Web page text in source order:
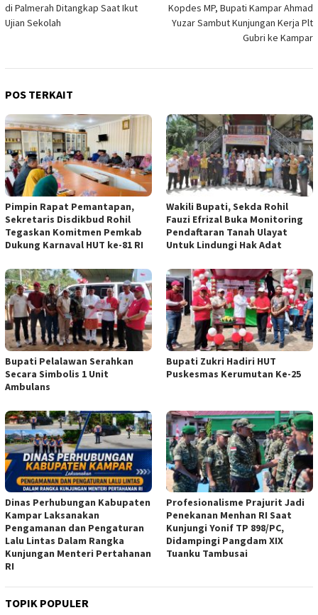
di Palmerah Ditangkap Saat Ikut
Ujian Sekolah
Kopdes MP, Bupati Kampar Ahmad
Yuzar Sambut Kunjungan Kerja Plt
Gubri ke Kampar
POS TERKAIT
Pimpin Rapat Pemantapan,
Sekretaris Disdikbud Rohil
Tegaskan Komitmen Pemkab
Dukung Karnaval HUT ke-81 RI
Wakili Bupati, Sekda Rohil
Fauzi Efrizal Buka Monitoring
Pendaftaran Tanah Ulayat
Untuk Lindungi Hak Adat
Bupati Pelalawan Serahkan
Secara Simbolis 1 Unit
Ambulans
Bupati Zukri Hadiri HUT
Puskesmas Kerumutan Ke-25
Dinas Perhubungan Kabupaten
Kampar Laksanakan
Pengamanan dan Pengaturan
Lalu Lintas Dalam Rangka
Kunjungan Menteri Pertahanan
RI
Profesionalisme Prajurit Jadi
Penekanan Menhan RI Saat
Kunjungi Yonif TP 898/PC,
Didampingi Pangdam XIX
Tuanku Tambusai
TOPIK POPULER